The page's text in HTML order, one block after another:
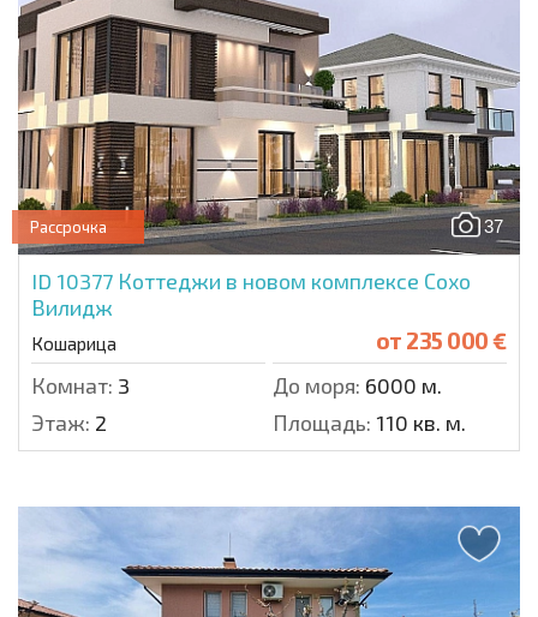
37
Рассрочка
ID 10377 Коттеджи в новом комплексе Сохо
Вилидж
Кошарица от 235 000 €
Комнат: 3 До моря: 6000 м.
Этаж: 2 Площадь: 110 кв. м.